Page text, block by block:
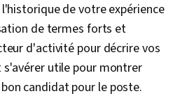
de votre expérience
de termes forts et
d'activité pour décrire vos
utile pour montrer
candidat pour le poste.